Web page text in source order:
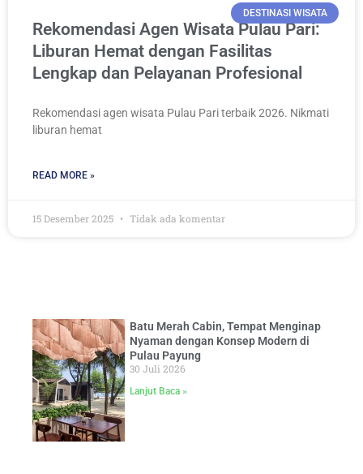
DESTINASI WISATA
Rekomendasi Agen Wisata Pulau Pari:
Liburan Hemat dengan Fasilitas
Lengkap dan Pelayanan Profesional
Rekomendasi agen wisata Pulau Pari terbaik 2026. Nikmati
liburan hemat
READ MORE »
15 Desember 2025 Tidak ada komentar
Batu Merah Cabin, Tempat Menginap
Nyaman dengan Konsep Modern di
Pulau Payung
30 Juli 2026
Lanjut Baca »